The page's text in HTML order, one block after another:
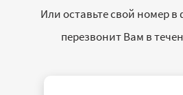
Или оставьте свой номер
перезвонит Вам в